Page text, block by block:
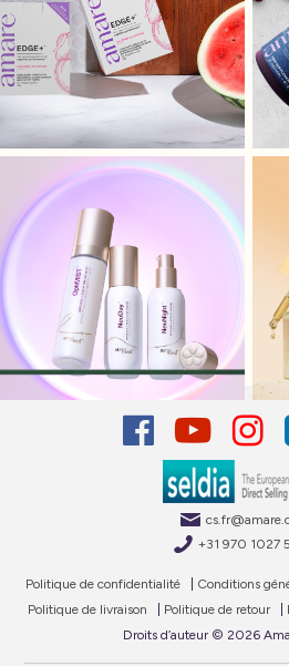
+31 970 1027
Politique de confidentialité Conditions
Politique de livraison
Politique de retour
Droits d’auteur © 2026